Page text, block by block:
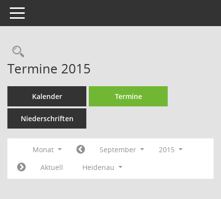
Toggle navigation
Rechercheauswahl
Termine 2015
Kalender Termine
Niederschriften
Monat September
2015
Aktuell
Heidenau